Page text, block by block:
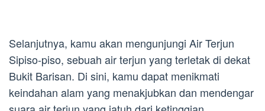
Selanjutnya, kamu akan mengunjungi Air Terjun
Sipiso-piso, sebuah air terjun yang terletak di dekat
Bukit Barisan. Di sini, kamu dapat menikmati
keindahan alam yang menakjubkan dan mendengar